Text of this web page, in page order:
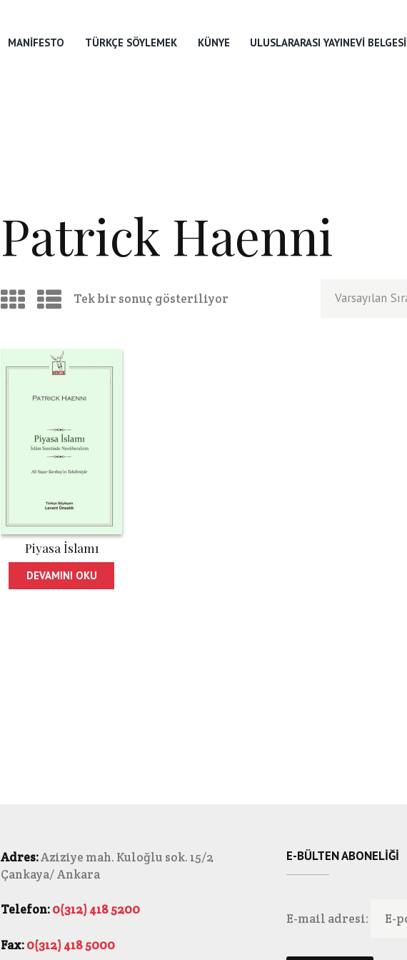
MANIFESTO TÜRKÇE SÖYLEMEK KÜNYE ULUSLARARASI YAYINEVI BELGESI
Patrick Haenni
Tek bir sonuç gösteriliyor
Piyasa İslamı
DEVAMINI OKU
Adres:Aziziye mah. Kuloğlu sok. 15/2
Çankaya/ Ankara
Telefon:0(312) 418 5200
Fax:0(312) 418 5000
E-BÜLTEN ABONELIĞI
E-mail adresi: